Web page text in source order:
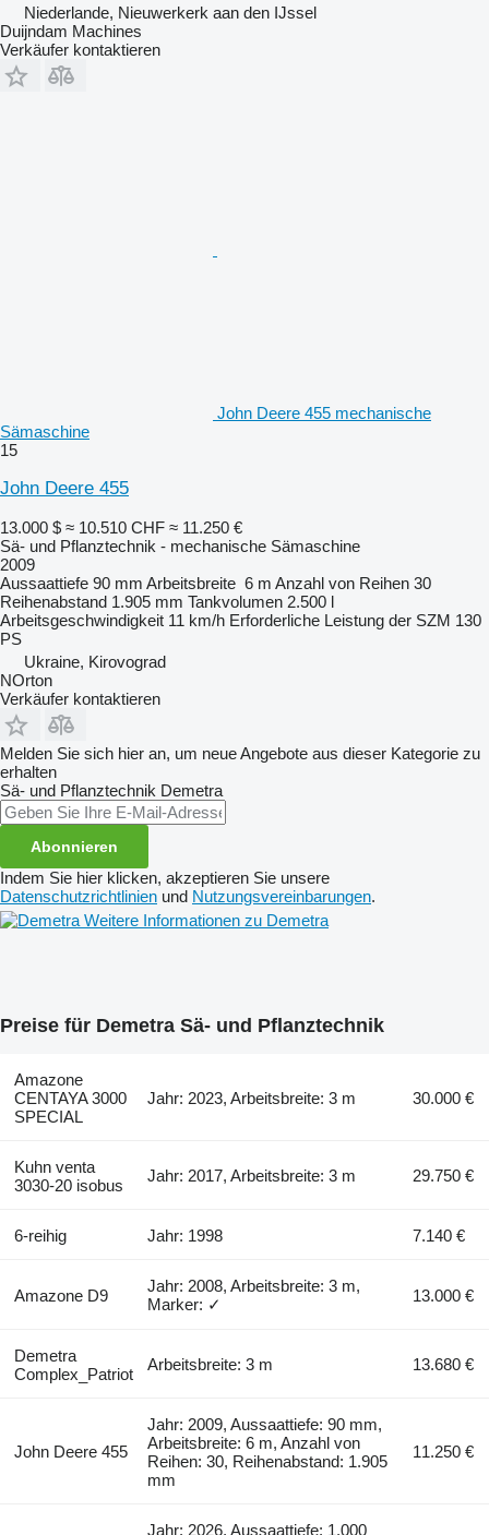
Niederlande, Nieuwerkerk aan den IJssel
Duijndam Machines
Verkäufer kontaktieren
John Deere 455 mechanische
Sämaschine
15
John Deere 455
13.000 $ ≈ 10.510 CHF ≈ 11.250 €
Sä- und Pflanztechnik - mechanische Sämaschine
2009
Aussaattiefe 90 mm Arbeitsbreite 6 m Anzahl von Reihen 30
Reihenabstand 1.905 mm Tankvolumen 2.500 l
Arbeitsgeschwindigkeit 11 km/h Erforderliche Leistung der SZM 130
PS
Ukraine, Kirovograd
NOrton
Verkäufer kontaktieren
Melden Sie sich hier an, um neue Angebote aus dieser Kategorie zu
erhalten
Sä- und Pflanztechnik Demetra
Abonnieren
Indem Sie hier klicken, akzeptieren Sie unsere
Datenschutzrichtlinien und Nutzungsvereinbarungen.
Weitere Informationen zu Demetra
Preise für Demetra Sä- und Pflanztechnik
Amazone
CENTAYA 3000
SPECIAL
Jahr: 2023, Arbeitsbreite: 3 m 30.000 €
Kuhn venta
3030-20 isobus
Jahr: 2017, Arbeitsbreite: 3 m 29.750 €
6-reihig Jahr: 1998 7.140 €
Amazone D9
Jahr: 2008, Arbeitsbreite: 3 m,
Marker: ✓
13.000 €
Demetra
Complex_Patriot
Arbeitsbreite: 3 m 13.680 €
John Deere 455
Jahr: 2009, Aussaattiefe: 90 mm,
Arbeitsbreite: 6 m, Anzahl von
Reihen: 30, Reihenabstand: 1.905
mm
11.250 €
Jahr: 2026, Aussaattiefe: 1.000